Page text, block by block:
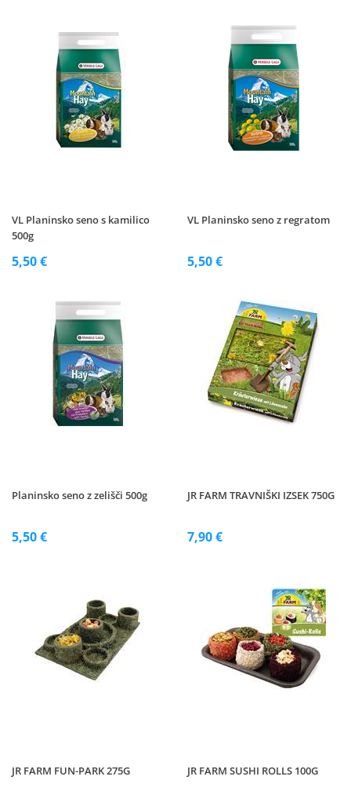
VL Planinsko seno s kamilico
500g
5,50 €
VL Planinsko seno z regratom
5,50 €
Planinsko seno z zelišči 500g
5,50 €
JR FARM TRAVNIŠKI IZSEK 750G
7,90 €
JR FARM FUN-PARK 275G JR FARM SUSHI ROLLS 100G